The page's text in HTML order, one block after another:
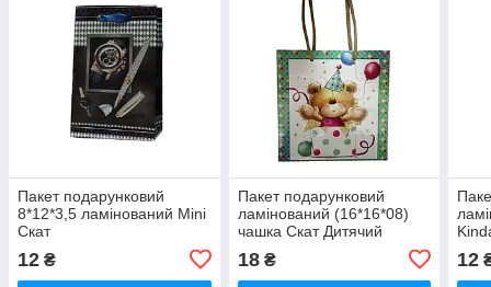
Пакет подарунковий
8*12*3,5 ламінований Mini
Скат
12 ₴
Пакет подарунковий
ламінований (16*16*08)
чашка Скат Дитячий
18₴ 12